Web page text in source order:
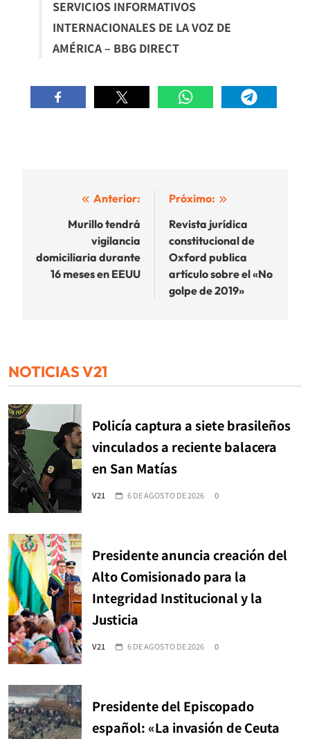
SERVICIOS INFORMATIVOS
INTERNACIONALES DE LA VOZ DE
AMÉRICA – BBG DIRECT
Navegación
entradas
Anterior:
Murillo tendrá
vigilancia
domiciliaria durante
16 meses en EEUU
Próximo:
Revista jurídica
constitucional de
Oxford publica
artículo sobre el «No
golpe de 2019»
NOTICIAS V21
Policía captura a siete brasileños
vinculados a reciente balacera
en San Matías
V21 6 DE AGOSTO DE 2026 0
Presidente anuncia creación del
Alto Comisionado para la
Integridad Institucional y la
Justicia
V21 6 DE AGOSTO DE 2026 0
Presidente del Episcopado
español: «La invasión de Ceuta